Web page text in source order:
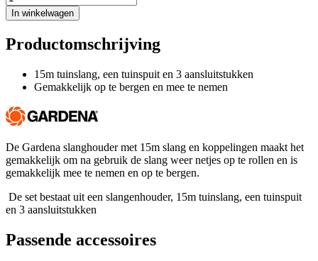
In winkelwagen
Productomschrijving
15m tuinslang, een tuinspuit en 3 aansluitstukken
Gemakkelijk op te bergen en mee te nemen
De Gardena slanghouder met 15m slang en koppelingen maakt het
gemakkelijk om na gebruik de slang weer netjes op te rollen en is
gemakkelijk mee te nemen en op te bergen.
De set bestaat uit een slangenhouder, 15m tuinslang, een tuinspuit
en 3 aansluitstukken
Passende accessoires